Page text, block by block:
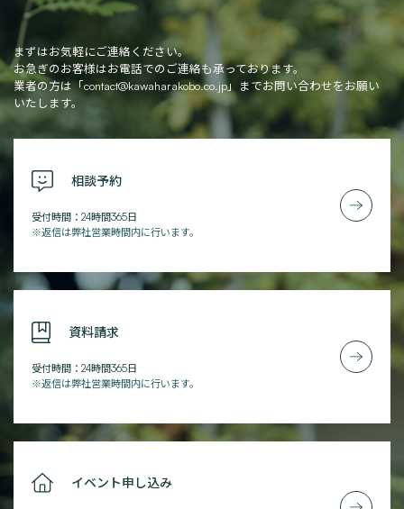
まずはお気軽にご連絡ください。
お急ぎのお客様はお電話でのご連絡も承っております。
業者の方は「contact@kawaharakobo.co.jp」までお問い合わせをお願い
いたします。
相談予約
受付時間：24時間365日
※返信は弊社営業時間内に行います。
資料請求
受付時間：24時間365日
※返信は弊社営業時間内に行います。
イベント申し込み